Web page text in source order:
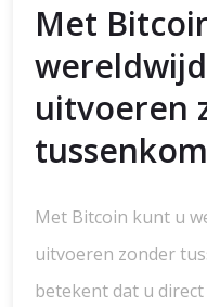
Met
uitvoeren
Met Bitcoin kunt u
uitvoeren zonder
betekent dat u